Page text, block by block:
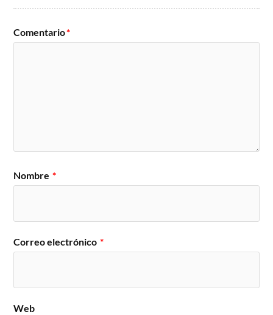
Comentario*
Nombre *
Correo electrónico *
Web